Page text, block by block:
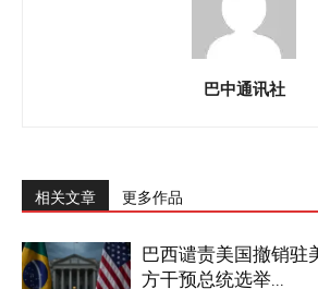
巴中通讯社
相关文章 更多作品
巴西谴责美国撤销驻
方干预总统选举...